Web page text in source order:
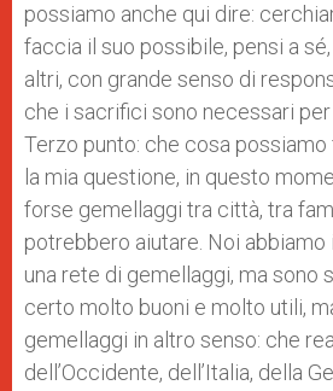
possiamo anche qui dire:
faccia il suo possibile, pensi a
altri, con grande senso di
che i sacrifici sono necessari per
Terzo punto: che cosa possiamo
la mia questione, in questo
forse gemellaggi tra città, tra
potrebbero aiutare. Noi abbiamo
una rete di gemellaggi, ma sono
certo molto buoni e molto utili,
gemellaggi in altro senso: che
dell’Occidente, dell’Italia, della